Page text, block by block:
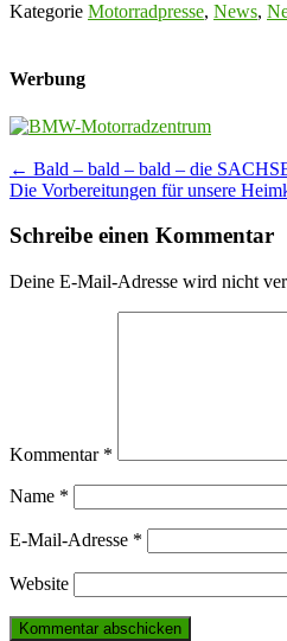
Kategorie Motorradpresse, News,
Werbung
Post
navigation
← Bald – bald – bald – die
Die Vorbereitungen für unsere
Schreibe einen Kommentar
Deine E-Mail-Adresse wird nicht
Kommentar *
Name *
E-Mail-Adresse *
Website